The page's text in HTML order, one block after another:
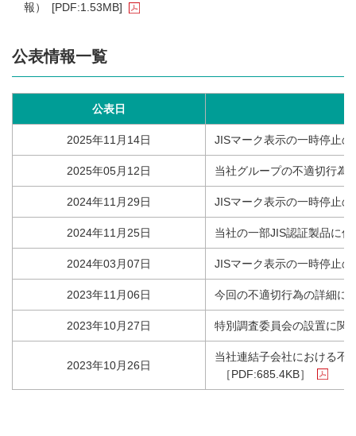
報）
[PDF:1.53MB]
公表情報一覧
公表日
2025年11月14日 JISマーク表示の一時停止
2025年05月12日 当社グループの不適切行為
2024年11月29日 JISマーク表示の一時停止の
2024年11月25日 当社の一部JIS認証製品に
2024年03月07日 JISマーク表示の一時停止
2023年11月06日 今回の不適切行為の詳細に
2023年10月27日 特別調査委員会の設置に関
2023年10月26日
当社連結子会社における不
［PDF:685.4KB］